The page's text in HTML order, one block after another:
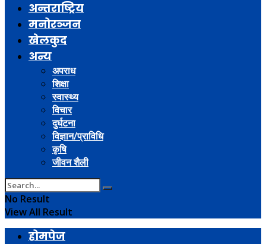
अन्तराष्ट्रिय
मनोरञ्जन
खेलकुद
अन्य
अपराध
शिक्षा
स्वास्थ्य
विचार
दुर्घटना
विज्ञान/प्राविधि
कृषि
जीवन शैली
No Result
View All Result
होमपेज